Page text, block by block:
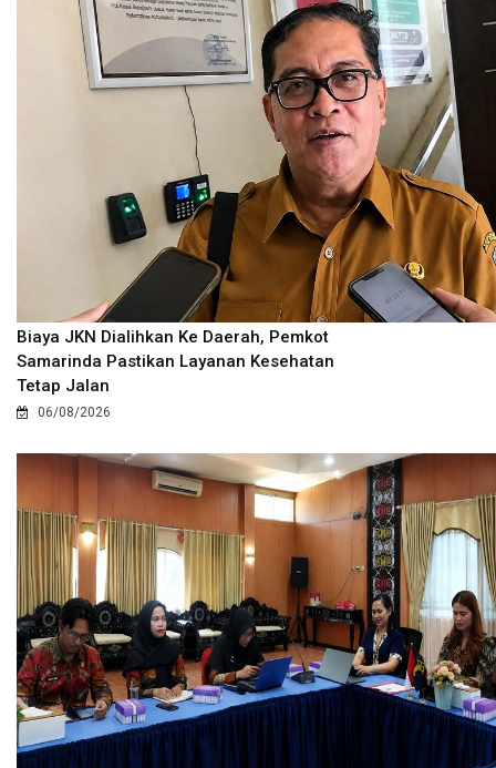
Biaya JKN Dialihkan Ke Daerah, Pemkot
Samarinda Pastikan Layanan Kesehatan
Tetap Jalan
06/08/2026